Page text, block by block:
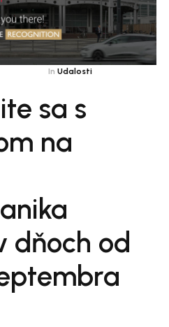
In Udalosti
sa s
na
dňoch od